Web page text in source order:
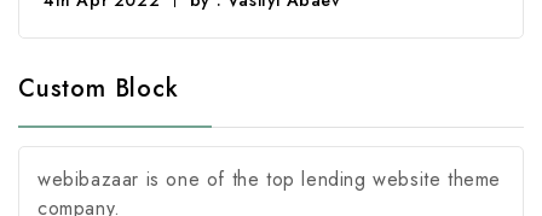
Custom Block
webibazaar is one of the top lending website theme
company.